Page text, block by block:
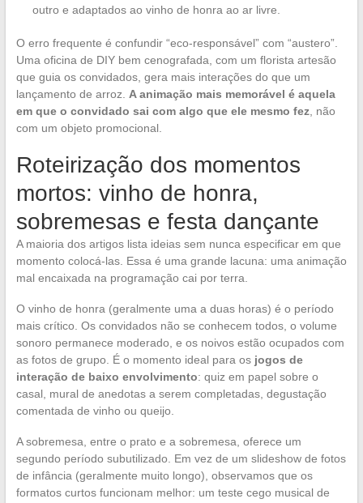
outro e adaptados ao vinho de honra ao ar livre.
O erro frequente é confundir “eco-responsável” com “austero”.
Uma oficina de DIY bem cenografada, com um florista artesão
que guia os convidados, gera mais interações do que um
lançamento de arroz. A animação mais memorável é aquela
em que o convidado sai com algo que ele mesmo fez, não
com um objeto promocional.
Roteirização dos momentos
mortos: vinho de honra,
sobremesas e festa dançante
A maioria dos artigos lista ideias sem nunca especificar em que
momento colocá-las. Essa é uma grande lacuna: uma animação
mal encaixada na programação cai por terra.
O vinho de honra (geralmente uma a duas horas) é o período
mais crítico. Os convidados não se conhecem todos, o volume
sonoro permanece moderado, e os noivos estão ocupados com
as fotos de grupo. É o momento ideal para os jogos de
interação de baixo envolvimento: quiz em papel sobre o
casal, mural de anedotas a serem completadas, degustação
comentada de vinho ou queijo.
A sobremesa, entre o prato e a sobremesa, oferece um
segundo período subutilizado. Em vez de um slideshow de fotos
de infância (geralmente muito longo), observamos que os
formatos curtos funcionam melhor: um teste cego musical de